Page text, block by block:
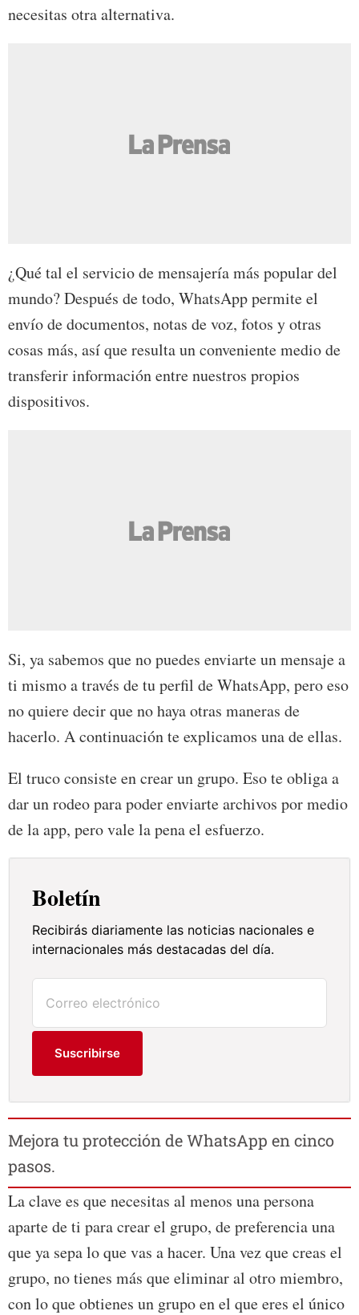
necesitas otra alternativa.
¿Qué tal el servicio de mensajería más popular del
mundo? Después de todo, WhatsApp permite el
envío de documentos, notas de voz, fotos y otras
cosas más, así que resulta un conveniente medio de
transferir información entre nuestros propios
dispositivos.
Si, ya sabemos que no puedes enviarte un mensaje a
ti mismo a través de tu perfil de WhatsApp, pero eso
no quiere decir que no haya otras maneras de
hacerlo. A continuación te explicamos una de ellas.
El truco consiste en crear un grupo. Eso te obliga a
dar un rodeo para poder enviarte archivos por medio
de la app, pero vale la pena el esfuerzo.
Boletín
Recibirás diariamente las noticias nacionales e
internacionales más destacadas del día.
Suscribirse
Mejora tu protección de WhatsApp en cinco
pasos.
La clave es que necesitas al menos una persona
aparte de ti para crear el grupo, de preferencia una
que ya sepa lo que vas a hacer. Una vez que creas el
grupo, no tienes más que eliminar al otro miembro,
con lo que obtienes un grupo en el que eres el único